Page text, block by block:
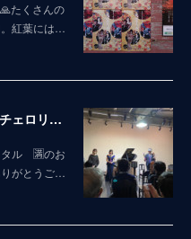
たくさんの
。紅葉には…
2022 10月27.28日 藤村俊介さんチェロリサイタルin熊本 終演致しました！
タル 🈵のお
りがとうご…